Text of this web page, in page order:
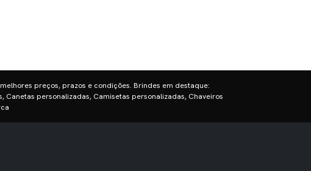
preços, prazos e condições. Brindes em destaque:
Canetas personalizadas, Camisetas personalizadas, Chaveiros